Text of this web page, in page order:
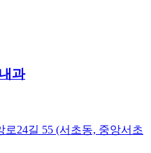
내과
24길 55 (서초동, 중앙서초